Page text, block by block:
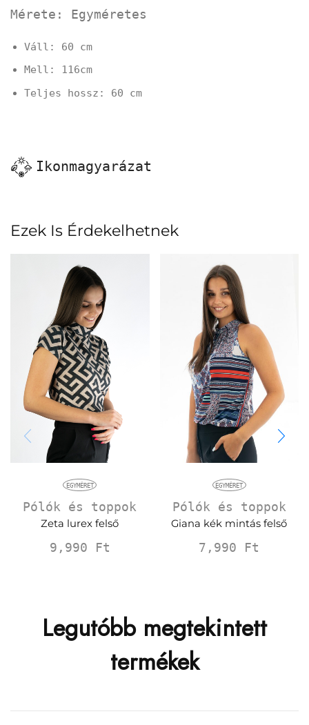
Mérete: Egyméretes
Váll: 60 cm
Mell: 116cm
Teljes hossz: 60 cm
Ikonmagyarázat
Ezek Is Érdekelhetnek
EGYMÉRET
Pólók és toppok
Zeta lurex felső
9,990 Ft
EGYMÉRET
Pólók és toppok
Giana kék mintás felső
7,990 Ft
Legutóbb megtekintett
termékek